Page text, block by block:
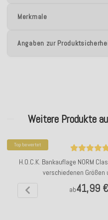
Merkmale
Angaben zur
Weitere Produkte
Top bewertet
H.O.C.K. Bankauflage NORM
verschiedenen Größen
ab41,99 €